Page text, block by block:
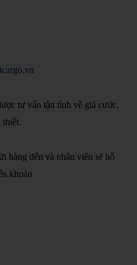
tư vấn tận tình về giá cước,
thiết.
hàng đến và nhân viên sẽ hỗ
khoản